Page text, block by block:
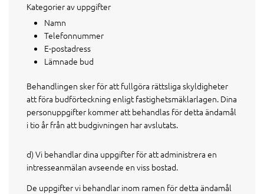
Kategorier av uppgifter
Namn
Telefonnummer
E-postadress
Lämnade bud
Behandlingen sker för att fullgöra rättsliga skyldigheter
att föra budförteckning enligt fastighetsmäklarlagen. Dina
personuppgifter kommer att behandlas för detta ändamål
i tio år från att budgivningen har avslutats.
d) Vi behandlar dina uppgifter för att administrera en
intresseanmälan avseende en viss bostad.
De uppgifter vi behandlar inom ramen för detta ändamål